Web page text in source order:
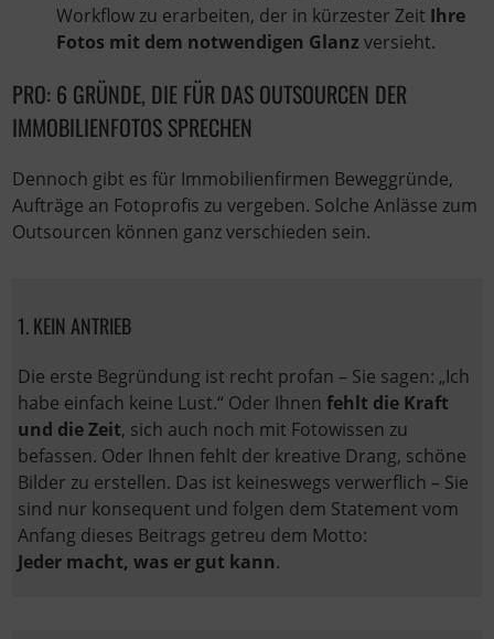
Workflow zu erarbeiten, der in kürzester Zeit Ihre
Fotos mit dem notwendigen Glanz versieht.
PRO: 6 GRÜNDE, DIE FÜR DAS OUTSOURCEN DER
IMMOBILIENFOTOS SPRECHEN
Dennoch gibt es für Immobilienfirmen Beweggründe,
Aufträge an Fotoprofis zu vergeben. Solche Anlässe zum
Outsourcen können ganz verschieden sein.
1. KEIN ANTRIEB
Die erste Begründung ist recht profan – Sie sagen: „Ich
habe einfach keine Lust.“ Oder Ihnenfehlt die Kraft
und die Zeit, sich auch noch mit Fotowissen zu
befassen. Oder Ihnen fehlt der kreative Drang, schöne
Bilder zu erstellen. Das ist keineswegs verwerflich – Sie
sind nur konsequent und folgen dem Statement vom
Anfang dieses Beitrags getreu dem Motto:
Jeder macht, was er gut kann.